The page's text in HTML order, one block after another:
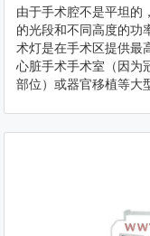
由于手术腔不是平坦的
的光段和不同高度的功
术灯是在手术区提供最
心脏手术手术室（因为
部位）或器官移植等大